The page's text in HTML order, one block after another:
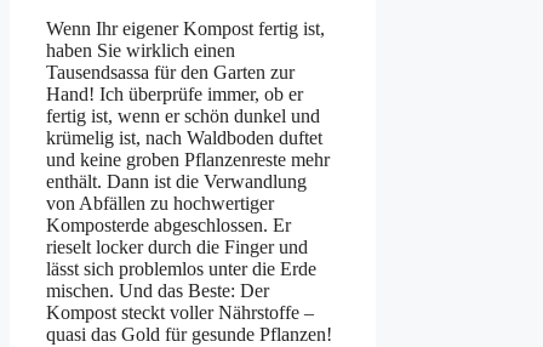
Wenn Ihr eigener Kompost fertig ist,
haben Sie wirklich einen
Tausendsassa für den Garten zur
Hand! Ich überprüfe immer, ob er
fertig ist, wenn er schön dunkel und
krümelig ist, nach Waldboden duftet
und keine groben Pflanzenreste mehr
enthält. Dann ist die Verwandlung
von Abfällen zu hochwertiger
Komposterde abgeschlossen. Er
rieselt locker durch die Finger und
lässt sich problemlos unter die Erde
mischen. Und das Beste: Der
Kompost steckt voller Nährstoffe –
quasi das Gold für gesunde Pflanzen!